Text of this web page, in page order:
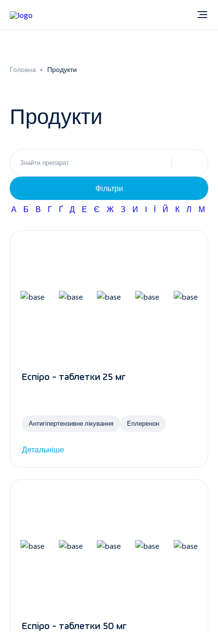
Новини
Неврологія
Фармаконагляд
Кар'єра
Головна Продукти
Продукти
Фільтри
А Б В Г Ґ Д Е Є Ж З И І Ї Й К Л М
Еспіро - таблетки 25 мг
Антигіпертензивне лікування Еплеренон
Детальніше
Еспіро - таблетки 50 мг